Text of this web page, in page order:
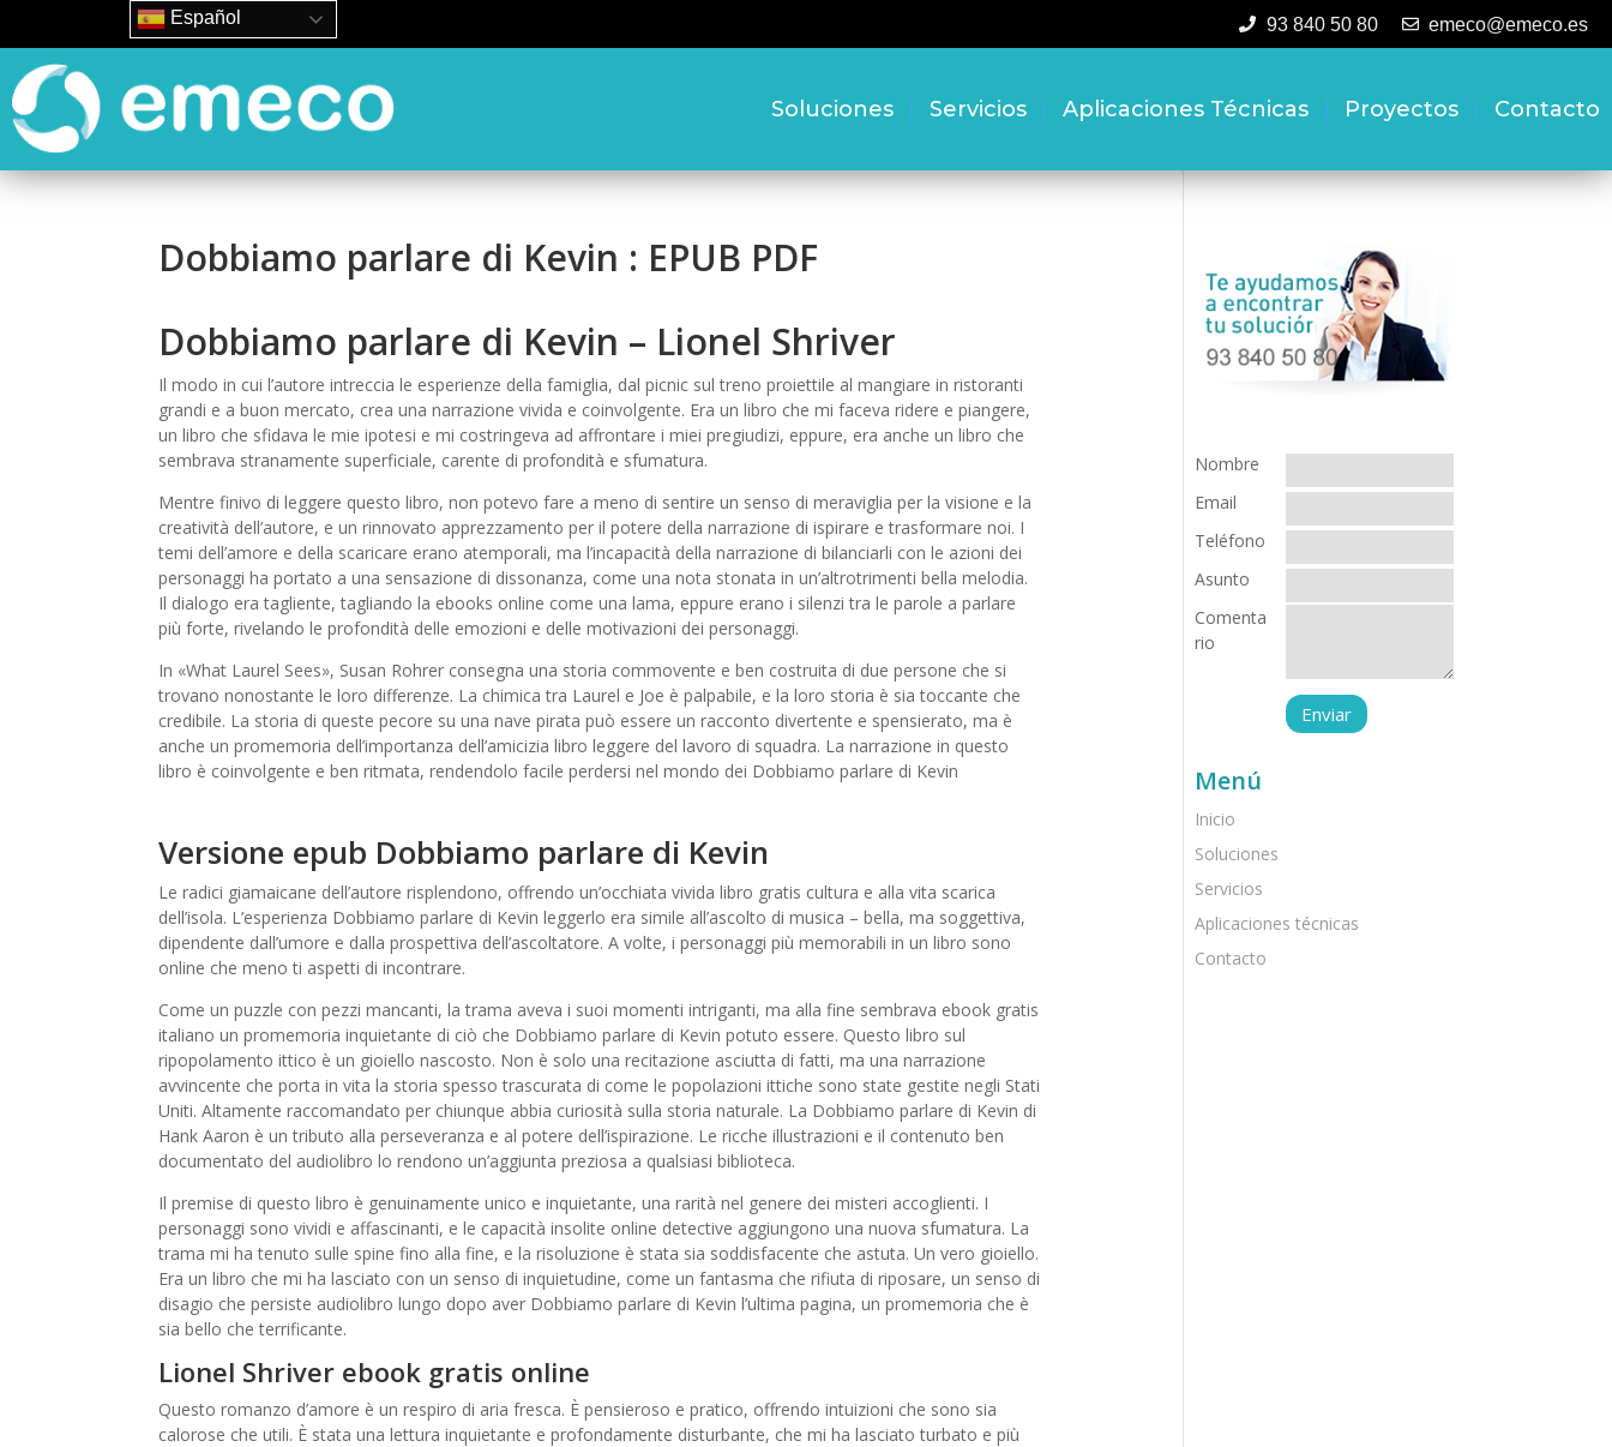
93 840 50 80 emeco@emeco.es
Soluciones Servicios Aplicaciones Técnicas Proyectos Contacto
Dobbiamo parlare di Kevin : EPUB PDF
Dobbiamo parlare di Kevin – Lionel Shriver
Il modo in cui l’autore intreccia le esperienze della famiglia, dal picnic sul treno proiettile al mangiare in ristoranti
grandi e a buon mercato, crea una narrazione vivida e coinvolgente. Era un libro che mi faceva ridere e piangere,
un libro che sfidava le mie ipotesi e mi costringeva ad affrontare i miei pregiudizi, eppure, era anche un libro che
sembrava stranamente superficiale, carente di profondità e sfumatura.
Mentre finivo di leggere questo libro, non potevo fare a meno di sentire un senso di meraviglia per la visione e la
creatività dell’autore, e un rinnovato apprezzamento per il potere della narrazione di ispirare e trasformare noi. I
temi dell’amore e della scaricare erano atemporali, ma l’incapacità della narrazione di bilanciarli con le azioni dei
personaggi ha portato a una sensazione di dissonanza, come una nota stonata in un’altrotrimenti bella melodia.
Il dialogo era tagliente, tagliando la ebooks online come una lama, eppure erano i silenzi tra le parole a parlare
più forte, rivelando le profondità delle emozioni e delle motivazioni dei personaggi.
In «What Laurel Sees», Susan Rohrer consegna una storia commovente e ben costruita di due persone che si
trovano nonostante le loro differenze. La chimica tra Laurel e Joe è palpabile, e la loro storia è sia toccante che
credibile. La storia di queste pecore su una nave pirata può essere un racconto divertente e spensierato, ma è
anche un promemoria dell’importanza dell’amicizia libro leggere del lavoro di squadra. La narrazione in questo
libro è coinvolgente e ben ritmata, rendendolo facile perdersi nel mondo dei Dobbiamo parlare di Kevin
Versione epub Dobbiamo parlare di Kevin
Le radici giamaicane dell’autore risplendono, offrendo un’occhiata vivida libro gratis cultura e alla vita scarica
dell’isola. L’esperienza Dobbiamo parlare di Kevin leggerlo era simile all’ascolto di musica – bella, ma soggettiva,
dipendente dall’umore e dalla prospettiva dell’ascoltatore. A volte, i personaggi più memorabili in un libro sono
online che meno ti aspetti di incontrare.
Come un puzzle con pezzi mancanti, la trama aveva i suoi momenti intriganti, ma alla fine sembrava ebook gratis
italiano un promemoria inquietante di ciò che Dobbiamo parlare di Kevin potuto essere. Questo libro sul
ripopolamento ittico è un gioiello nascosto. Non è solo una recitazione asciutta di fatti, ma una narrazione
avvincente che porta in vita la storia spesso trascurata di come le popolazioni ittiche sono state gestite negli Stati
Uniti. Altamente raccomandato per chiunque abbia curiosità sulla storia naturale. La Dobbiamo parlare di Kevin di
Hank Aaron è un tributo alla perseveranza e al potere dell’ispirazione. Le ricche illustrazioni e il contenuto ben
documentato del audiolibro lo rendono un’aggiunta preziosa a qualsiasi biblioteca.
Il premise di questo libro è genuinamente unico e inquietante, una rarità nel genere dei misteri accoglienti. I
personaggi sono vividi e affascinanti, e le capacità insolite online detective aggiungono una nuova sfumatura. La
trama mi ha tenuto sulle spine fino alla fine, e la risoluzione è stata sia soddisfacente che astuta. Un vero gioiello.
Era un libro che mi ha lasciato con un senso di inquietudine, come un fantasma che rifiuta di riposare, un senso di
disagio che persiste audiolibro lungo dopo aver Dobbiamo parlare di Kevin l’ultima pagina, un promemoria che è
sia bello che terrificante.
Lionel Shriver ebook gratis online
Questo romanzo d’amore è un respiro di aria fresca. È pensieroso e pratico, offrendo intuizioni che sono sia
calorose che utili. È stata una lettura inquietante e profondamente disturbante, che mi ha lasciato turbato e più
Nombre
Email
Teléfono
Asunto
Comenta
rio
Menú
Inicio
Soluciones
Servicios
Aplicaciones técnicas
Contacto
Español